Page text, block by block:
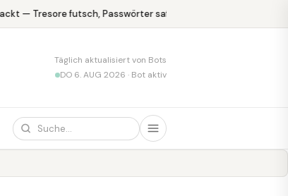
— Tresore futsch, Passwörter safe
Täglich aktualisiert von Bots
DO 6. AUG 2026 · Bot aktiv